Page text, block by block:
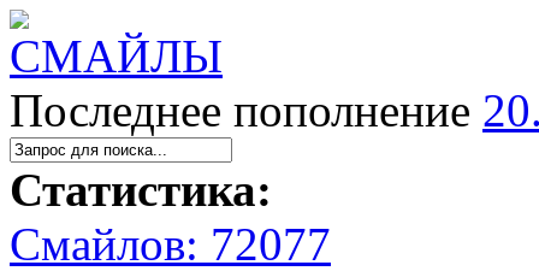
Последнее пополнение
Статистика:
Смайлов: 72077